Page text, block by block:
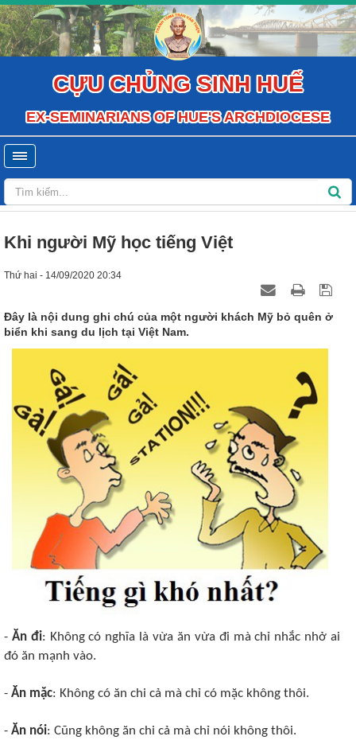
CỰU CHỦNG SINH HUẾ
EX-SEMINARIANS OF HUE'S ARCHDIOCESE
Khi người Mỹ học tiếng Việt
Thứ hai - 14/09/2020 20:34
Đây là nội dung ghi chú của một người khách Mỹ bỏ quên ở
biển khi sang du lịch tại Việt Nam.
- Ăn đi: Không có nghĩa là vừa ăn vừa đi mà chỉ nhắc nhở ai
đó ăn mạnh vào.
- Ăn mặc: Không có ăn chi cả mà chỉ có mặc không thôi.
- Ăn nói: Cũng không ăn chi cả mà chỉ nói không thôi.